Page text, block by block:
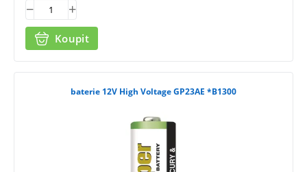
Koupit
baterie 12V High Voltage GP23AE *B1300